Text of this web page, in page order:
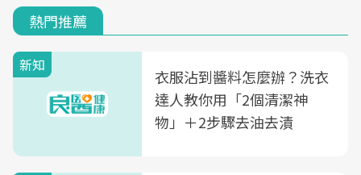
熱門推薦
新知
衣服沾到醬料怎麼辦？洗衣
達人教你用「2個清潔神
物」＋2步驟去油去漬